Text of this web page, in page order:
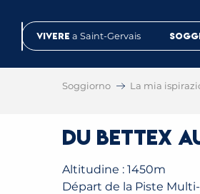
contenuVivere a Saint-Gervais
Soggiorno La mia
Du Bettex
Altitudine : 1450m
Départ de la Piste